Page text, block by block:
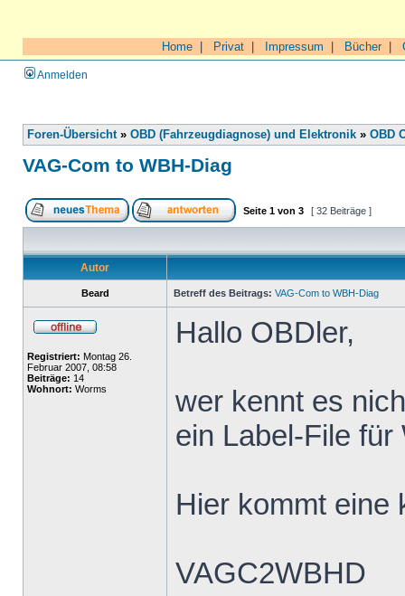
Home Privat Impressum Bücher|
Anmelden
Foren-Übersicht» OBD (Fahrzeugdiagnose) und Elektronik » OBD
VAG-Com to WBH-Diag
Seite 1 von 3 [ 32 Beiträge ]
Autor
Beard Betreff des Beitrags: VAG-Com to WBH-Diag
Registriert: Montag 26.
Februar 2007, 08:58
Beiträge: 14
Wohnort: Worms
Hallo OBDler,
wer kennt es
ein Label-File
Hier kommt eine
VAGC2WBHD